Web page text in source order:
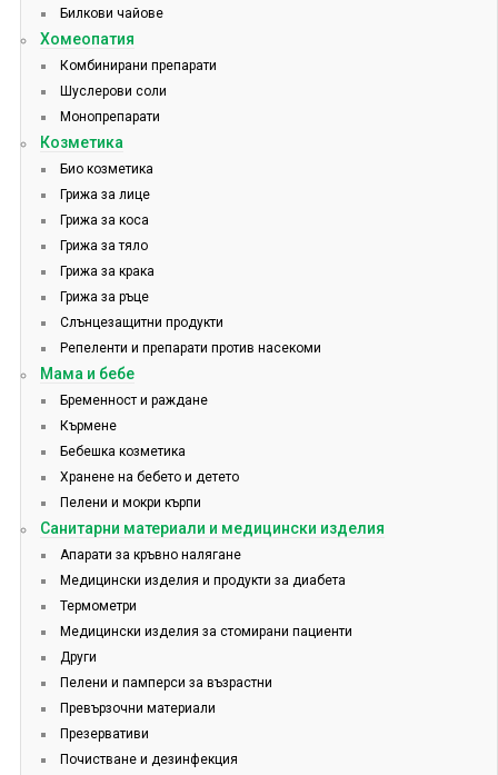
Билкови чайове
Хомеопатия
Комбинирани препарати
Шуслерови соли
Монопрепарати
Козметика
Био козметика
Грижа за лице
Грижа за коса
Грижа за тяло
Грижа за крака
Грижа за ръце
Слънцезащитни продукти
Репеленти и препарати против насекоми
Мама и бебе
Бременност и раждане
Кърмене
Бебешка козметика
Хранене на бебето и детето
Пелени и мокри кърпи
Санитарни материали и медицински изделия
Апарати за кръвно налягане
Медицински изделия и продукти за диабета
Термометри
Медицински изделия за стомирани пациенти
Други
Пелени и памперси за възрастни
Превързочни материали
Презервативи
Почистване и дезинфекция